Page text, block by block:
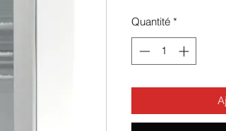
Quantité *